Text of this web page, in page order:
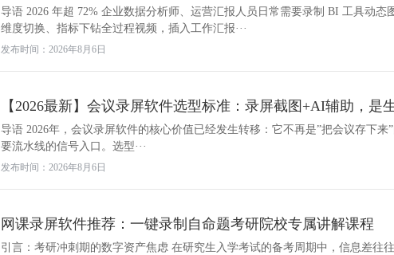
导语 2026 年超 72% 企业数据分析师、运营汇报人员日常需要录制 BI 工具动态
维度切换、指标下钻全过程视频，插入工作汇报···
发布时间：2026年8月6日
【2026最新】会议录屏软件选型标准：录屏截图+AI辅助，是
导语 2026年，会议录屏软件的核心价值已经发生转移：它不再是”把会议存下
要流水线的信号入口。选型···
发布时间：2026年8月6日
网课录屏软件推荐：一键录制自命题考研院校专属讲解课程
引言：考研冲刺期的数字资产焦虑 在研究生入学考试的备考周期中，信息差往